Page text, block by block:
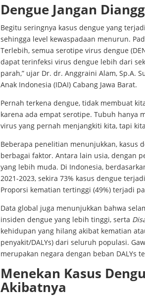
Dengue Jangan
Begitu seringnya kasus dengue yang
sehingga level kewaspadaan menurun.
Terlebih, semua serotipe virus dengue
dapat terinfeksi virus dengue lebih dari
parah,” ujar Dr. dr. Anggraini Alam, Sp.A.
Anak Indonesia (IDAI) Cabang Jawa Barat.
Pernah terkena dengue, tidak membuat
karena ada empat serotipe. Tubuh hanya
virus yang pernah menjangkiti kita, tapi
Beberapa penelitian menunjukkan, kasus
berbagai faktor. Antara lain usia, dengan
yang lebih muda. Di Indonesia,
2021-2023, sekira 73% kasus dengue
Proporsi kematian tertinggi (49%) terjadi
Data global juga menunjukkan bahwa
insiden dengue yang lebih tinggi, serta
kehidupan yang hilang akibat kematian
penyakit/DALYs) dari seluruh populasi.
merupakan negara dengan beban DALYs
Menekan Kasus
Akibatnya